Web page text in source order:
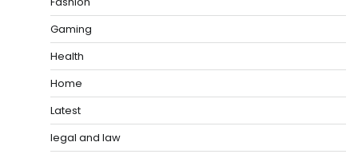
Gaming
Health
Home
Latest
legal and law